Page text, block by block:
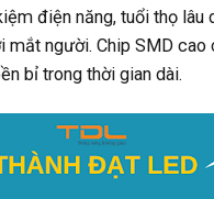
điện năng, tuổi thọ lâu
mắt người. Chip SMD
bỉ trong thời gian dài.